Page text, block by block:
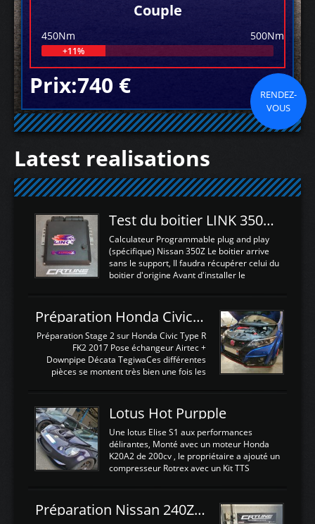
Couple
450Nm 500Nm
+11%
Prix:740 €
RENDEZ-
VOUS
Latest realisations
Test du boitier LINK 350Z Plugin ECU
Calculateur Programmable plug and play
(spécifique) Nissan 350Z Le boitier arrive
sans le support, Il faudra récupérer celui du
boitier d'origine Avant d'installer le
d'envoyer l'information de la large bande
dans le boitier. sydney sweeney deepfake
La sortie 0-5V de l'afr sera connectée sur
l'entrée AN Volt 8 et GndAN pour
Analogique, et Volt car l'information est une
tension (Pas une résistance variable d'un
est temps de brancher le ...
Préparation Honda Civic Type R FK2
Préparation Stage 2 sur Honda Civic Type R
FK2 2017 Pose échangeur Airtec +
Downpipe Décata TegiwaCes différentes
pièces se montent très bien une fois les
légere découpe du plastique inferieur,
negénant en rien la structure ou le
fonctionnement du fond plat. Une
reprogrammation Stage 2 est faite sur le
calculateur d'origine. Une alternative
économique au passage sur Hondata
d'origine 310cv et 400Nn , Une fois
reprogrammé et les ...
Lotus Hot Purpple
Une lotus Elise S1 aux performances
délirantes, Monté avec un moteur Honda
K20A2 de 200cv , le propriétaire a ajouté un
compresseur Rotrex avec un Kit TTS
d'augmenter la puissance de son moteur:
un watercooler a été ajouté. 300Cv sans
Préparation Nissan 240Z SR20DET